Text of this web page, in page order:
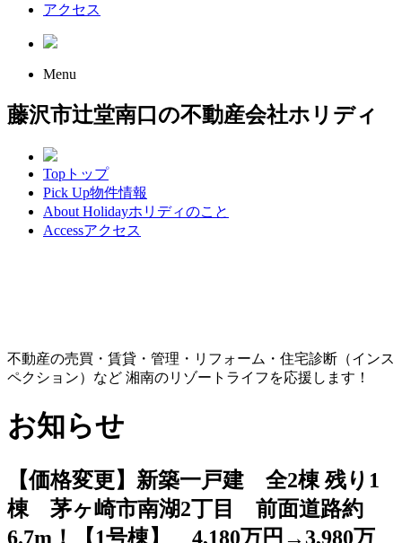
アクセス
Menu
藤沢市辻堂南口の不動産会社ホリディ
Top トップ
Pick Up物件情報
About Holidayホリディのこと
Accessアクセス
不動産の売買・賃貸・管理・リフォーム・住宅診断（インス
ペクション）など 湘南のリゾートライフを応援します！
お知らせ
【価格変更】新築一戸建 全2棟 残り1
棟 茅ヶ崎市南湖2丁目 前面道路約
6.7m！【1号棟】 4,180万円→3,980万